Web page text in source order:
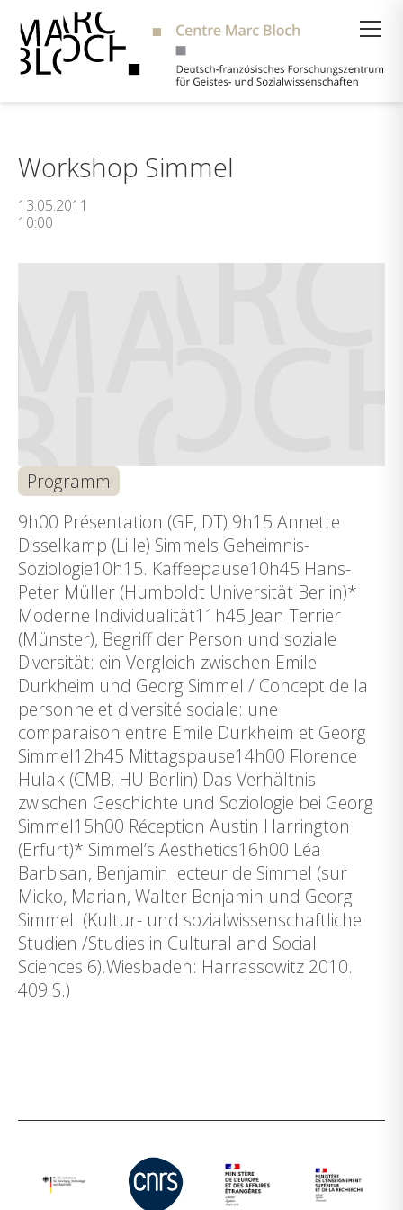
Workshop Simmel
13.05.2011
10:00
Programm
9h00 Présentation (GF, DT) 9h15 Annette
Disselkamp (Lille) Simmels Geheimnis-
Soziologie10h15. Kaffeepause10h45 Hans-
Peter Müller (Humboldt Universität Berlin)*
Moderne Individualität11h45 Jean Terrier
(Münster), Begriff der Person und soziale
Diversität: ein Vergleich zwischen Emile
Durkheim und Georg Simmel / Concept de la
personne et diversité sociale: une
comparaison entre Emile Durkheim et Georg
Simmel12h45 Mittagspause14h00 Florence
Hulak (CMB, HU Berlin) Das Verhältnis
zwischen Geschichte und Soziologie bei Georg
Simmel15h00 Réception Austin Harrington
(Erfurt)* Simmel’s Aesthetics16h00 Léa
Barbisan, Benjamin lecteur de Simmel (sur
Micko, Marian, Walter Benjamin und Georg
Simmel. (Kultur- und sozialwissenschaftliche
Studien /Studies in Cultural and Social
Sciences 6).Wiesbaden: Harrassowitz 2010.
409 S.)